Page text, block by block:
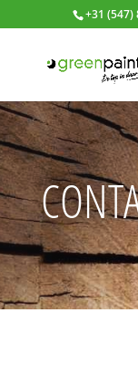
+31 (547)